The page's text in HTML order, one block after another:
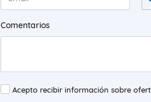
Comentarios
Acepto recibir información sobre